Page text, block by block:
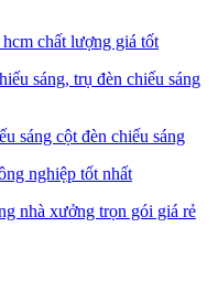
chất lượng giá tốt
sáng cột đèn chiếu sáng
nhà xưởng trọn gói giá rẻ